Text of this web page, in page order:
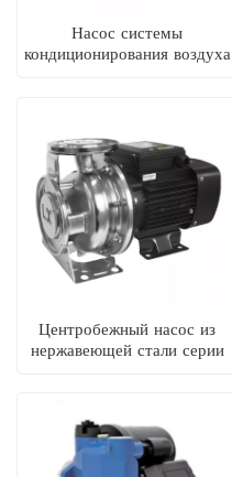
Насос системы
кондиционирования воздуха
Центробежный насос из
нержавеющей стали серии